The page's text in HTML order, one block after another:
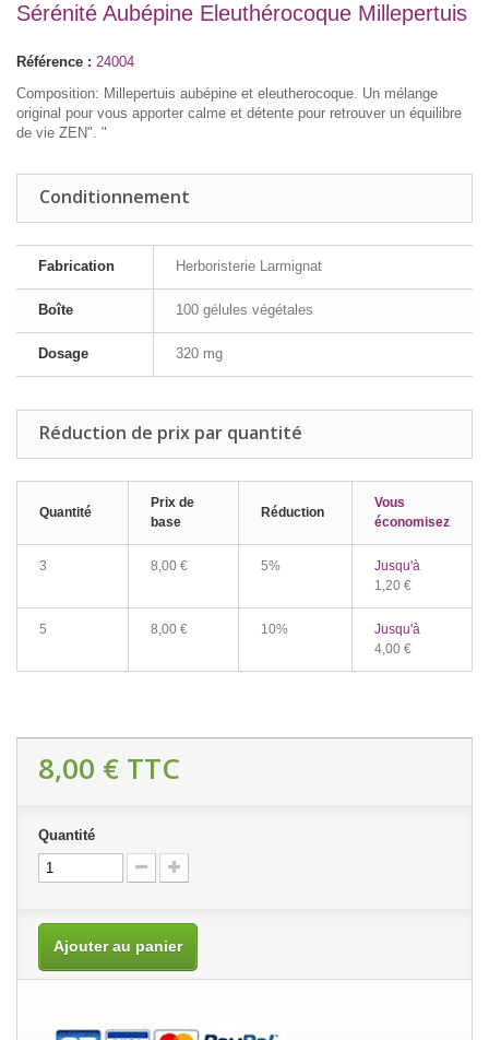
Sérénité Aubépine Eleuthérocoque Millepertuis
Référence : 24004
Composition: Millepertuis aubépine et eleutherocoque. Un mélange
original pour vous apporter calme et détente pour retrouver un équilibre
de vie ZEN". "
Conditionnement
Fabrication Herboristerie Larmignat
Boîte 100 gélules végétales
Dosage 320 mg
Réduction de prix par quantité
Quantité
Prix de
base
Réduction
Vous
économisez
3 8,00 € 5%
Jusqu'à
1,20 €
5 8,00 € 10%
Jusqu'à
4,00 €
8,00 € TTC
Quantité
Ajouter au panier